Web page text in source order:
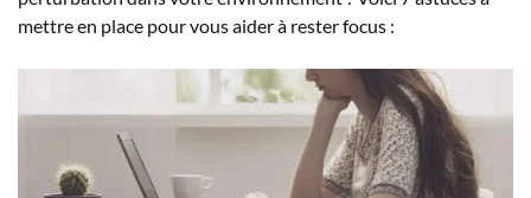
mettre en place pour vous aider à rester focus :